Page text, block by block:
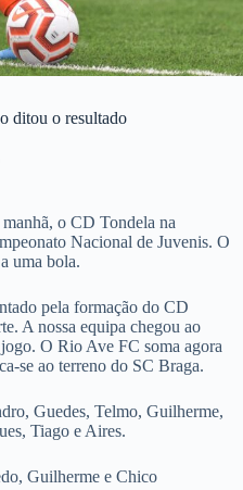
ditou o resultado
o CD Tondela na
Nacional de Juvenis. O
uma bola.
pela formação do CD
A nossa equipa chegou ao
O Rio Ave FC soma agora
se ao terreno do SC Braga.
Guedes, Telmo, Guilherme,
Tiago e Aires.
Guilherme e Chico